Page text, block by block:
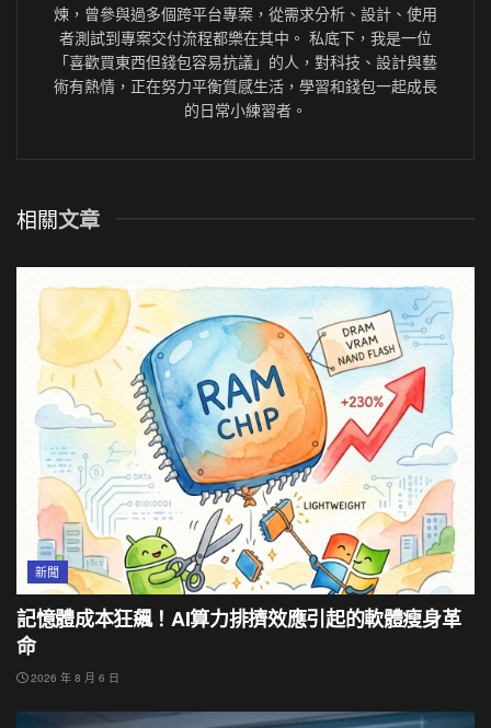
煉，曾參與過多個跨平台專案，從需求分析、設計、使用
者測試到專案交付流程都樂在其中。 私底下，我是一位
「喜歡買東西但錢包容易抗議」的人，對科技、設計與藝
術有熱情，正在努力平衡質感生活，學習和錢包一起成長
的日常小練習者。
相關文章
新聞
記憶體成本狂飆！AI算力排擠效應引起的軟體瘦身革
命
2026 年 8 月 6 日